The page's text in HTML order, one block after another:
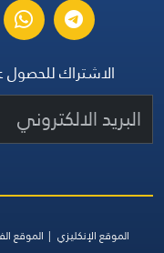
الاشتراك
الموقع الإنكليزي الموقع